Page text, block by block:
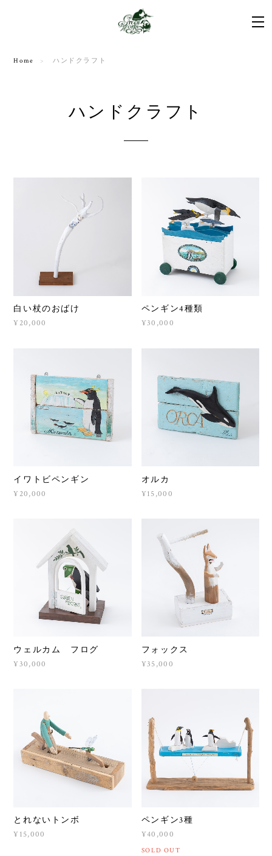
Home ハンドクラフト
ハンドクラフト
白い杖のおばけ
¥20,000
ペンギン4種類
¥30,000
イワトビペンギン
¥20,000
オルカ
¥15,000
ウェルカム フログ
¥30,000
フォックス
¥35,000
とれないトンボ
¥15,000
ペンギン3種
¥40,000
SOLD OUT